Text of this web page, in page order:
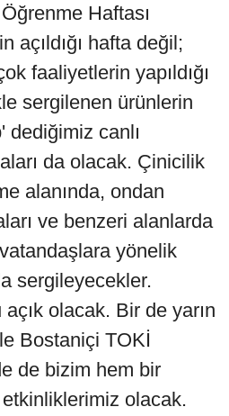
Haftası
açıldığı hafta değil;
faaliyetlerin yapıldığı
sergilenen ürünlerin
dediğimiz canlı
da olacak. Çinicilik
alanında, ondan
ve benzeri alanlarda
yönelik
sergileyecekler.
olacak. Bir de yarın
Bostaniçi TOKİ
de bizim hem bir
olacak.